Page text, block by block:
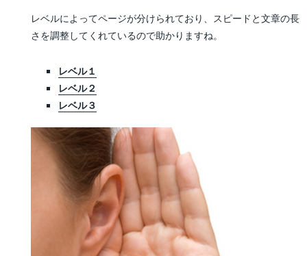
レベルによってページが分けられており、スピードと文章の長
さを調整してくれているので助かりますね。
レベル１
レベル２
レベル３